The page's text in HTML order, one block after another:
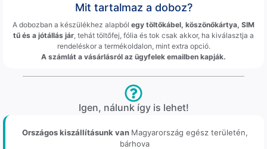
Mit tartalmaz a doboz?
A dobozban a készülékhez alapból egy töltőkábel, köszönőkártya, SIM
tű és a jótállás jár , tehát töltőfej, fólia és tok csak akkor, ha kiválasztja a
rendeléskor a termékoldalon, mint extra opció.
A számlát a vásárlásról az ügyfelek emailben kapják.
Igen, nálunk így is lehet!
Országos kiszállításunk van Magyarország egész területén,
bárhova